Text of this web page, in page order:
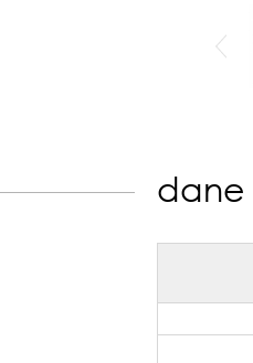
dane